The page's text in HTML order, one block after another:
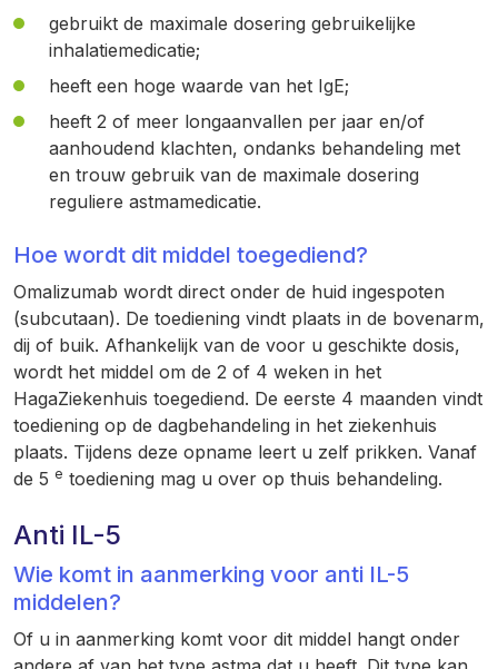
gebruikt de maximale dosering gebruikelijke
inhalatiemedicatie;
heeft een hoge waarde van het IgE;
heeft 2 of meer longaanvallen per jaar en/of
aanhoudend klachten, ondanks behandeling met
en trouw gebruik van de maximale dosering
reguliere astmamedicatie.
Hoe wordt dit middel toegediend?
Omalizumab wordt direct onder de huid ingespoten
(subcutaan). De toediening vindt plaats in de bovenarm,
dij of buik. Afhankelijk van de voor u geschikte dosis,
wordt het middel om de 2 of 4 weken in het
HagaZiekenhuis toegediend. De eerste 4 maanden vindt
toediening op de dagbehandeling in het ziekenhuis
plaats. Tijdens deze opname leert u zelf prikken. Vanaf
de 5 e toediening mag u over op thuis behandeling.
Anti IL-5
Wie komt in aanmerking voor anti IL-5
middelen?
Of u in aanmerking komt voor dit middel hangt onder